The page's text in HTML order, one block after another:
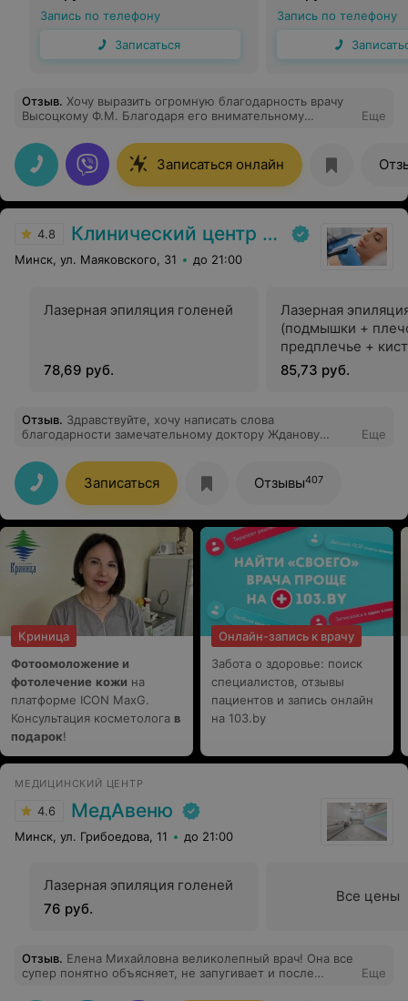
Запись по телефону
Записаться
Запись по телефону
Отзыв. Хочу выразить огромную благодарность врачу
Высоцкому Ф.М. Благодаря его внимательному
проблемам каждого, высокому профессионализму
удалось получить замечательный результат!
Еще
Записаться онлайн
4.8 Клинический центр пластической хирургии и медицинской косметологии
Минск, ул. Маяковского, 31 до 21:00
Лазерная эпиляция голеней
78,69 руб.
Лазерная
(подмышки +
предплечье +
85,73 руб.
Отзыв. Здравствуйте, хочу написать слова
благодарности замечательному доктору Жданову
отважилась на верхнюю блефаропластику. Долго
маниторила клиники и специалистов. Доверилась
Сергею Рудольфовичу и не пожалела.Очень грамотный
специалист, человек своего дела. Результат операции
превзошёл мои ожидания. Шикарно!!! Я в восторге!!!
Милые дамы, рекомендую Вам именно этого доктора,
в его руках Вы станете ещё прекрасней.
Еще
Записаться Отзывы407
Криница
Фотоомоложение и
фотолечение кожи на
платформе ICON MaxG.
Консультация косметолога в
подарок!
Онлайн-запись к врачу
Забота о здоровье: поиск
специалистов, отзывы
пациентов и запись онлайн
на 103.by
МЕДИЦИНСКИЙ ЦЕНТР
4.6 МедАвеню
Минск, ул. Грибоедова, 11 до 21:00
Лазерная эпиляция голеней
76 руб.
Все цены
Отзыв. Елена Михайловна великолепный врач! Она все
супер понятно объясняет, не запугивает и после
Еще